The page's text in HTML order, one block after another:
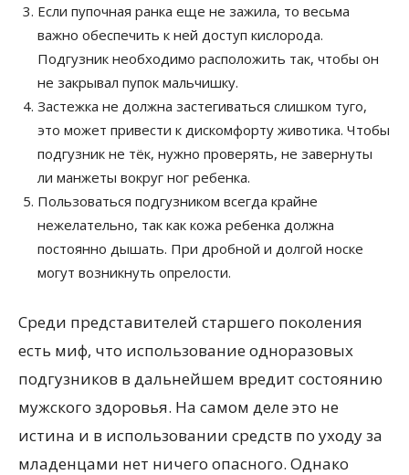
Если пупочная ранка еще не зажила, то весьма
важно обеспечить к ней доступ кислорода.
Подгузник необходимо расположить так, чтобы он
не закрывал пупок мальчишку.
Застежка не должна застегиваться слишком туго,
это может привести к дискомфорту животика. Чтобы
подгузник не тёк, нужно проверять, не завернуты
ли манжеты вокруг ног ребенка.
Пользоваться подгузником всегда крайне
нежелательно, так как кожа ребенка должна
постоянно дышать. При дробной и долгой носке
могут возникнуть опрелости.
Среди представителей старшего поколения
есть миф, что использование одноразовых
подгузников в дальнейшем вредит состоянию
мужского здоровья. На самом деле это не
истина и в использовании средств по уходу за
младенцами нет ничего опасного. Однако